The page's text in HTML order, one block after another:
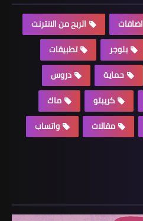
اضافات
الربح من الانترنت
بلوجر
تطبيقات
حماية
دروس
كريبتو
ماك
مقالات
واتساب